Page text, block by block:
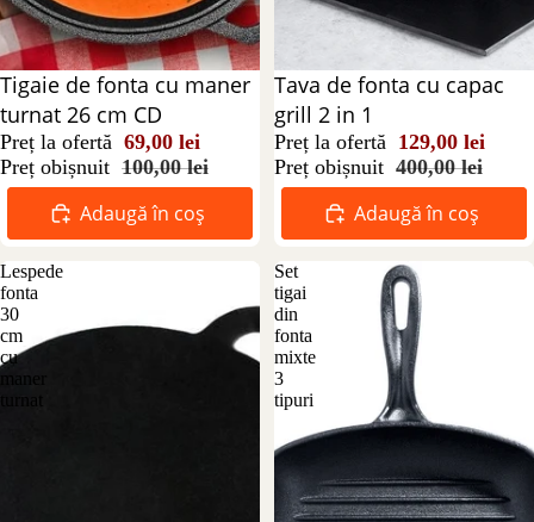
Reducere 31%
Tigaie de fonta cu maner
turnat 26 cm CD
Preț la ofertă 69,00 lei
Preț obișnuit 100,00 lei
Adaugă în coș
Reducere 68%
Tava de fonta cu capac
grill 2 in 1
Preț la ofertă 129,00 lei
Preț obișnuit 400,00 lei
Adaugă în coș
Lespede
fonta
30
cm
cu
maner
Set
tigai
din
fonta
mixte
3
tipuri